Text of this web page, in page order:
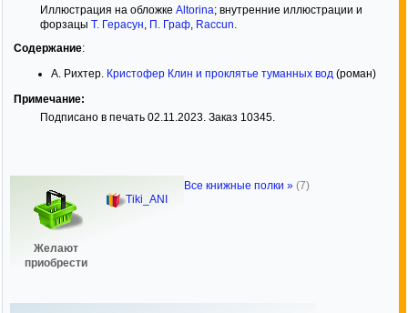
Иллюстрация на обложке Altorina; внутренние иллюстрации и
форзацы Т. Герасун, П. Граф, Raccun.
Содержание:
А. Рихтер. Кристофер Клин и проклятье туманных вод (роман)
Примечание:
Подписано в печать 02.11.2023. Заказ 10345.
Желают
приобрести
Tiki_ANI
Все книжные полки » (7)